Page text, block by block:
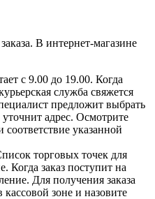
В интернет-магазине
с 9.00 до 19.00. Когда
служба свяжется
предложит выбрать
адрес. Осмотрите
соответствие указанной
торговых точек для
Когда заказ поступит на
Для получения заказа
кассовой зоне и назовите